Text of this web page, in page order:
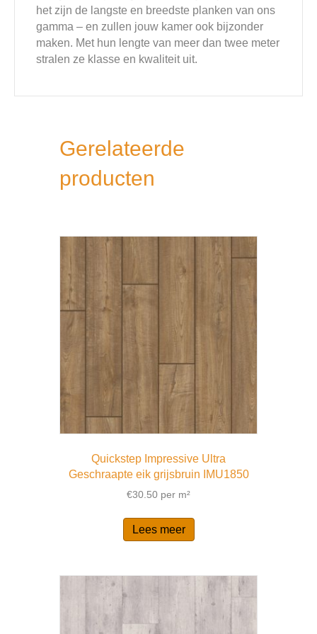
het zijn de langste en breedste planken van ons
gamma – en zullen jouw kamer ook bijzonder
maken. Met hun lengte van meer dan twee meter
stralen ze klasse en kwaliteit uit.
Gerelateerde
producten
Quickstep Impressive Ultra
Geschraapte eik grijsbruin IMU1850
€30.50 per m²
Lees meer